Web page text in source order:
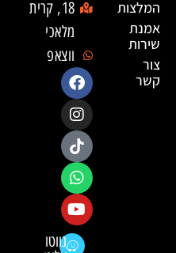
המלצות
אמנת
שירות
צור
קשר
18, קרית
מלאכי
ווצאפ
נווטו